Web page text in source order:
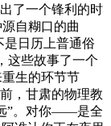
了一个锋利的时
自糊口的曲
是日历上普通俗
这些故事了一个
生的环节节
，甘肃的物理教
”。对你——是全